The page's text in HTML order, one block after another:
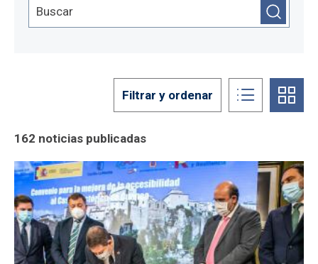
162 noticias publicadas
Filtrar y ordenar